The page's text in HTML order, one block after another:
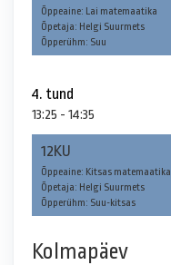
Õppeaine: Lai matemaatika
Õpetaja: Helgi Suurmets
Õpperühm: Suu
4. tund
13:25 - 14:35
12KU
Õppeaine: Kitsas matemaatika
Õpetaja: Helgi Suurmets
Õpperühm: Suu-kitsas
Kolmapäev